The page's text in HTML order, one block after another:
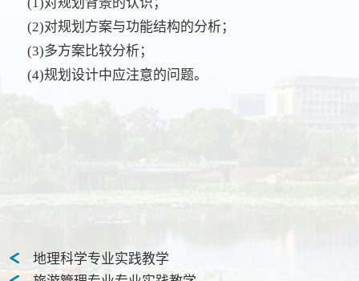
(2)对规划方案与功能结构的分析；
(3)多方案比较分析；
(4)规划设计中应注意的问题。
地理科学专业实践教学